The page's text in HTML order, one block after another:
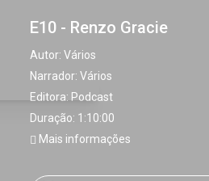
E10 - Renzo Gracie
Autor: Vários
Narrador: Vários
Editora: Podcast
Duração: 1:10:00
Mais informações